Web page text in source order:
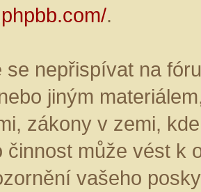
.
se nepřispívat na
jiným
zákony v zemi,
činnost může vést k
vašeho